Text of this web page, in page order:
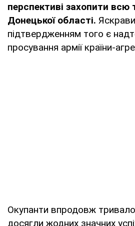
перспективі захопити всю
Донецької області.
підтвердженням того є
просування армії країни-
Окупанти впродовж
досягли жодних значних